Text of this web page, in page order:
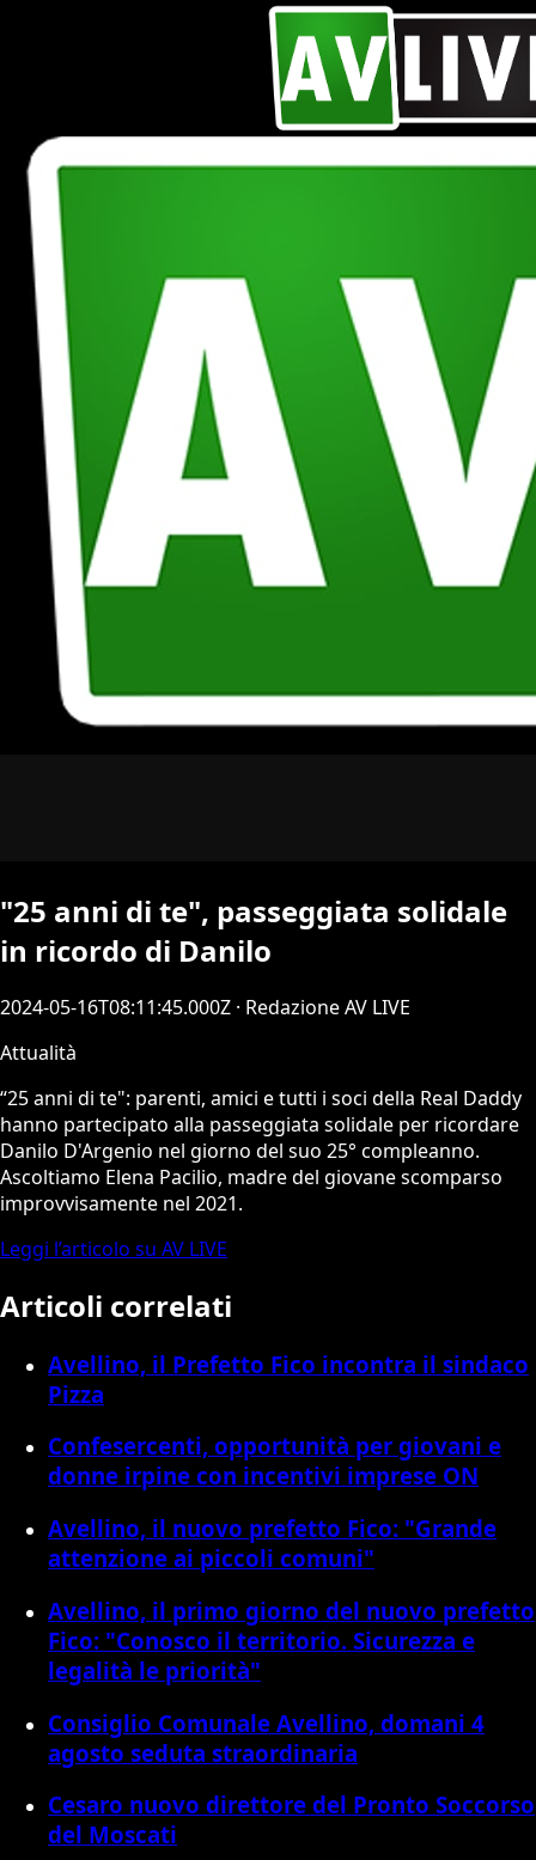
"25 anni di te", passeggiata solidale
in ricordo di Danilo
2024-05-16T08:11:45.000Z · Redazione AV LIVE
Attualità
“25 anni di te": parenti, amici e tutti i soci della Real Daddy
hanno partecipato alla passeggiata solidale per ricordare
Danilo D'Argenio nel giorno del suo 25° compleanno.
Ascoltiamo Elena Pacilio, madre del giovane scomparso
improvvisamente nel 2021.
Leggi l’articolo su AV LIVE
Articoli correlati
Avellino, il Prefetto Fico incontra il sindaco
Pizza
Confesercenti, opportunità per giovani e
donne irpine con incentivi imprese ON
Avellino, il nuovo prefetto Fico: "Grande
attenzione ai piccoli comuni"
Avellino, il primo giorno del nuovo prefetto
Fico: "Conosco il territorio. Sicurezza e
legalità le priorità"
Consiglio Comunale Avellino, domani 4
agosto seduta straordinaria
Cesaro nuovo direttore del Pronto Soccorso
del Moscati